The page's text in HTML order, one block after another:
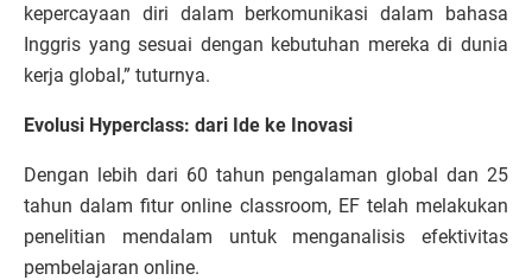
kepercayaan diri dalam berkomunikasi dalam bahasa
Inggris yang sesuai dengan kebutuhan mereka di dunia
kerja global,” tuturnya.
Evolusi Hyperclass: dari Ide ke Inovasi
Dengan lebih dari 60 tahun pengalaman global dan 25
tahun dalam fitur online classroom, EF telah melakukan
penelitian mendalam untuk menganalisis efektivitas
pembelajaran online.